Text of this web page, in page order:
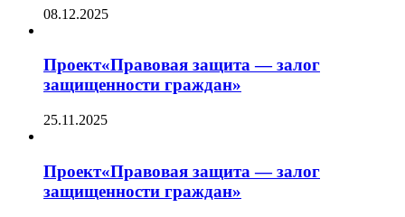
08.12.2025
Проект«Правовая защита — залог
защищенности граждан»
25.11.2025
Проект«Правовая защита — залог
защищенности граждан»